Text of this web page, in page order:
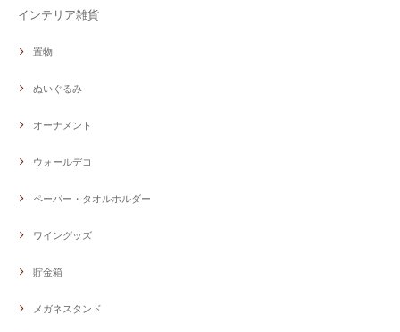
インテリア雑貨
置物
ぬいぐるみ
オーナメント
ウォールデコ
ペーパー・タオルホルダー
ワイングッズ
貯金箱
メガネスタンド